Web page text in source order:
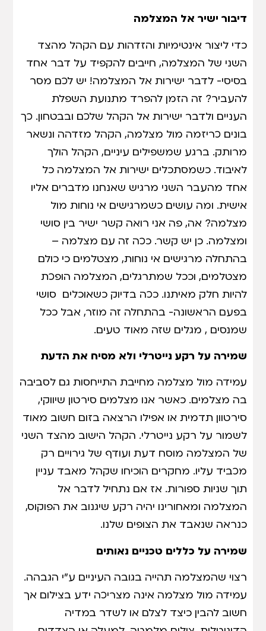
דיבור ישיר אל המצלמה
כדי ליצור אינטימיות והזדהות עם הקהל מהצד
השני של המצלמה, חייבים להקפיד על דבר אחד
בסיסי- לדבר ישירות אל המצלמה! יש לכם מסר
להעביר? זה הזמן להפרד מתנועת השפלת
העניים ולדבר ישירות אל הקהל שלכם ובבטחון. כך
בונים כריזמה מול מצלמה, הקהל מזדהה ונשאר
מרותק. ברגע שמשפילים עיניים, הקהל הולך
לאיבוד. כשמסתכלים ישירות אל המצלמה כל
אחד מהעבר השני מרגיש שאנחנו מדברים אליו
אישית. ומה עושים כשמרגישים אי נוחות מול
מצלמה? אה, פה אני רואה קשר ישיר בין סושי
ומצלמה. כן יש קשר. ככה זה עם מצלמה –
בהתחלה מרגישים אי נוחות, מצטלמים כי כולם
מצטלמים, וככל שמתרגלים, המצלמה הופכת
להיות חלק מאיתנו. ככה בדיוק כשאוכלים סושי
בפעם הראשונה- בהתחלה זה מוזר, אבל ככל
שמנסים , מגלים שזה מאוד טעים.
שמירה על רקע נייטרלי ולא מסיח את הדעת
עמידה מול מצלמה מחייבת התייחסות גם לסביבה
בה מצלמים. כאשר אנו מצלמים סירטון שיווקי,
סירטוון תדמית או אפילו הרצאה בזום חשוב מאוד
לשמור על רקע נייטרלי. הקהל הישוב מהצד השני
של המצלמה מוסח דעת ועודף של גירויים רק
מכביד עליו. מחקרים הוכיחו שקהל מאבד עניין
תוך שניות ספורות. אז אם נתחיל לדבר אל
המצלמה ומאחורינו יהיה רקע שיגנוב את הפוקוס,
כנראה שנאבד את הצופים שלנו.
שמירה על כללים טכניים נאותים
רצוי שהמצלמה תהייה בגובה העיניים ע"י הגבהה.
עמידה מול מצלמה אינה מצריכה ידע בצילום אך
חשוב להבין כיצד לצלם או לשדר במדיה